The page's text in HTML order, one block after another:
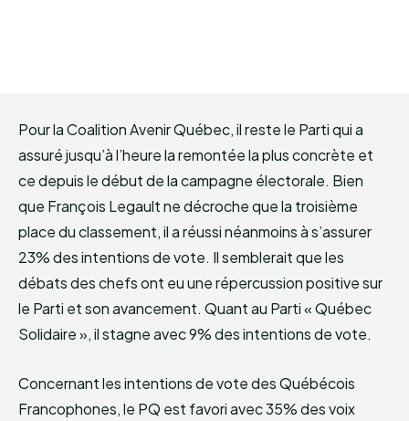
Pour la Coalition Avenir Québec, il reste le Parti qui a
assuré jusqu’à l’heure la remontée la plus concrète et
ce depuis le début de la campagne électorale. Bien
que François Legault ne décroche que la troisième
place du classement, il a réussi néanmoins à s’assurer
23% des intentions de vote. Il semblerait que les
débats des chefs ont eu une répercussion positive sur
le Parti et son avancement. Quant au Parti « Québec
Solidaire », il stagne avec 9% des intentions de vote.
Concernant les intentions de vote des Québécois
Francophones, le PQ est favori avec 35% des voix